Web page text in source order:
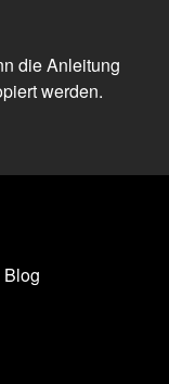
die Anleitung
werden.